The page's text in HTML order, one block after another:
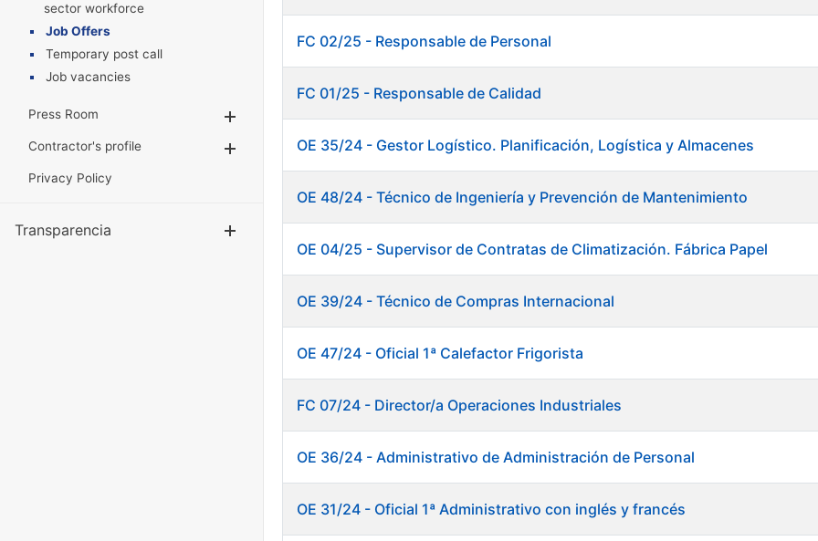
sector workforce
Job Offers
Temporary post call
Job vacancies
Press Room
Show/Hide
Contractor's profile
Show/Hide
Privacy Policy
Transparencia
FC 02/25 - Responsable de Personal
FC 01/25 - Responsable de Calidad
OE 35/24 - Gestor Logístico. Planificación, Logística y Almacenes
OE 48/24 - Técnico de Ingeniería y Prevención de Mantenimiento
OE 04/25 - Supervisor de Contratas de Climatización. Fábrica Papel
OE 39/24 - Técnico de Compras Internacional
OE 47/24 - Oficial 1ª Calefactor Frigorista
FC 07/24 - Director/a Operaciones Industriales
OE 36/24 - Administrativo de Administración de Personal
OE 31/24 - Oficial 1ª Administrativo con inglés y francés